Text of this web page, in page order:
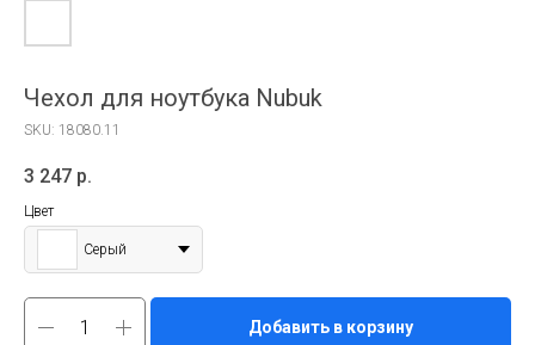
Чехол для ноутбука Nubuk
SKU: 18080.11
3 247 р.
Цвет
Серый
Добавить в корзину